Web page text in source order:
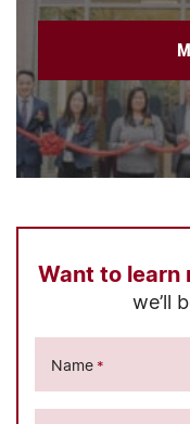
Want to learn
we’ll
Name *